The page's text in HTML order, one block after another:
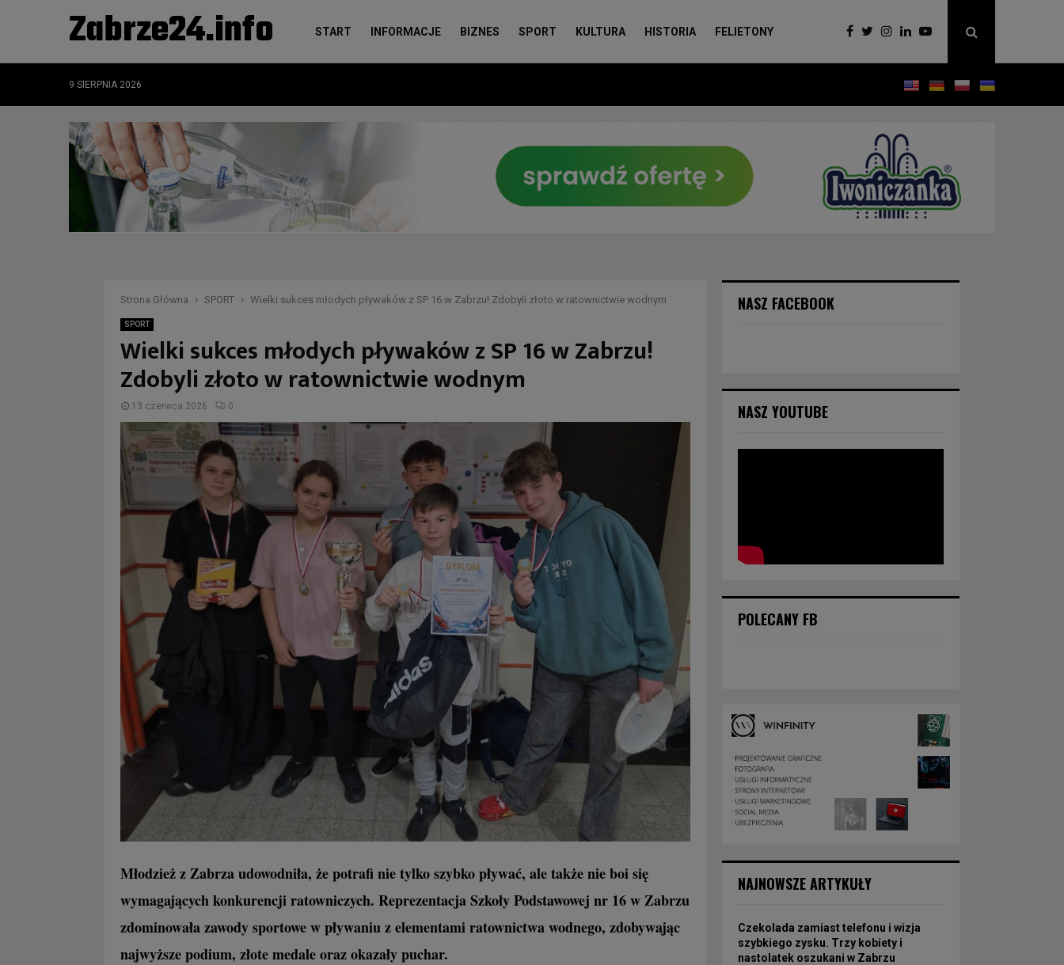
Zabrze24.info START INFORMACJE BIZNES SPORT KULTURA HISTORIA FELIETONY
9 SIERPNIA 2026
Strona Główna SPORT Wielki sukces młodych pływaków z SP 16 w Zabrzu! Zdobyli złoto w ratownictwie wodnym
SPORT
Wielki sukces młodych pływaków z SP 16 w Zabrzu!
Zdobyli złoto w ratownictwie wodnym
13 czerwca 2026 0
Młodzież z Zabrza udowodniła, że potrafi nie tylko szybko pływać, ale także nie boi się
wymagających konkurencji ratowniczych. Reprezentacja Szkoły Podstawowej nr 16 w Zabrzu
zdominowała zawody sportowe w pływaniu z elementami ratownictwa wodnego, zdobywając
najwyższe podium, złote medale oraz okazały puchar.
NASZ FACEBOOK
NASZ YOUTUBE
POLECANY FB
NAJNOWSZE ARTYKUŁY
Czekolada zamiast telefonu i wizja
szybkiego zysku. Trzy kobiety i
nastolatek oszukani w Zabrzu